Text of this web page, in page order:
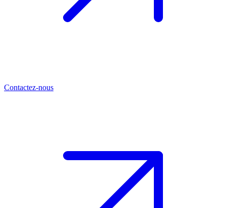
Contactez-nous